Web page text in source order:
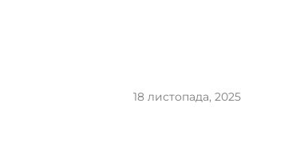
18 листопада, 2025